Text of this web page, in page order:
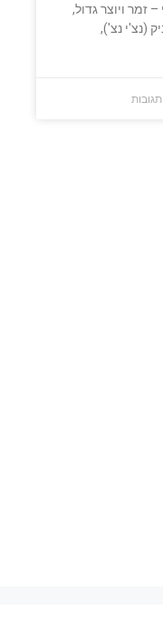
זמר ויוצר גדול,
(נצ'י נצ'),
תגובות